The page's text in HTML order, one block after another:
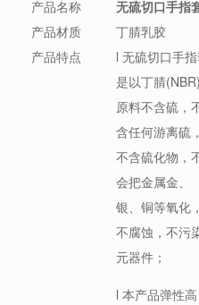
产品名称 无硫切口手指
产品材质
丁腈乳胶
产品特点
l 无硫切口手
是以丁腈
原料不含硫，
含任何游离硫，
不含硫化物，
会把金属金、
银、铜等氧化，
不腐蚀，不污
元器件；
l 本产品弹性高